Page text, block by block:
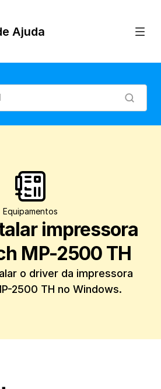
Ajuda
Equipamentos
impressora
MP-2500 TH
o driver da impressora
2500 TH no Windows.